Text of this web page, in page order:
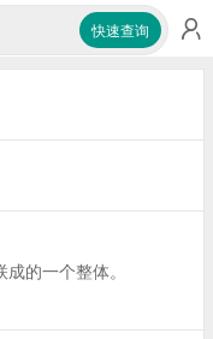
快速查询
的一个整体。